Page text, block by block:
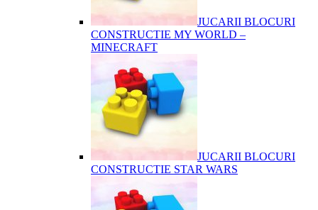
JUCARII BLOCURI
CONSTRUCTIE MY WORLD –
MINECRAFT
JUCARII BLOCURI
CONSTRUCTIE STAR WARS